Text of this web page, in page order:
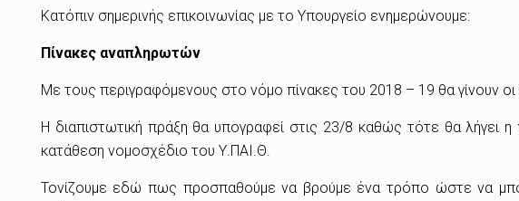
Κατόπιν σημερινής επικοινωνίας με το Υπουργείο ενημερώνουμε:
Πίνακες αναπληρωτών
Με τους περιγραφόμενους στο νόμο πίνακες του 2018 – 19 θα γίνουν
Η διαπιστωτική πράξη θα υπογραφεί στις 23/8 καθώς τότε θα λήγει
κατάθεση νομοσχέδιο του Υ.ΠΑΙ.Θ.
Τονίζουμε εδώ πως προσπαθούμε να βρούμε ένα τρόπο ώστε να